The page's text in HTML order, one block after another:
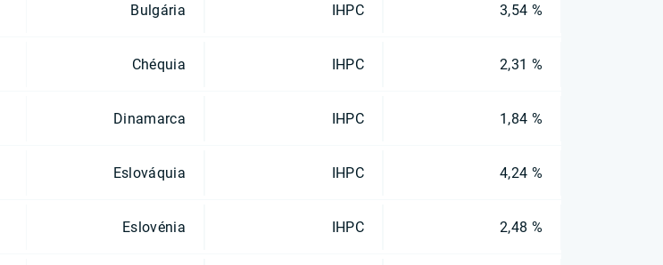
Bulgária IHPC 3,54 %
Chéquia IHPC 2,31 %
Dinamarca IHPC 1,84 %
Eslováquia IHPC 4,24 %
Eslovénia IHPC 2,48 %